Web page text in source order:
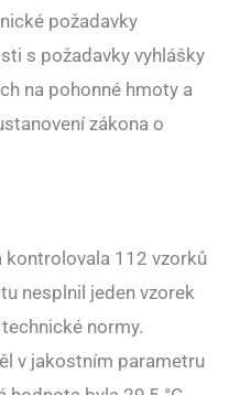
požadavky
s požadavky vyhlášky
na pohonné hmoty a
zákona o
kontrolovala 112 vzorků
nesplnil jeden vzorek
normy.
v jakostním parametru